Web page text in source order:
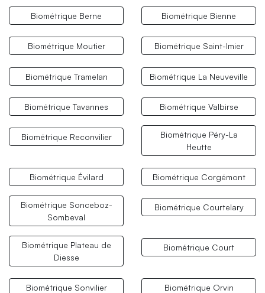
Biométrique Berne Biométrique Bienne
Biométrique Moutier Biométrique Saint-Imier
Biométrique Tramelan Biométrique La Neuveville
Biométrique Tavannes Biométrique Valbirse
Biométrique Reconvilier
Biométrique Péry-La
Heutte
Biométrique Évilard Biométrique Corgémont
Biométrique Sonceboz-
Sombeval
Biométrique Courtelary
Biométrique Plateau de
Diesse
Biométrique Court
Biométrique Sonvilier Biométrique Orvin